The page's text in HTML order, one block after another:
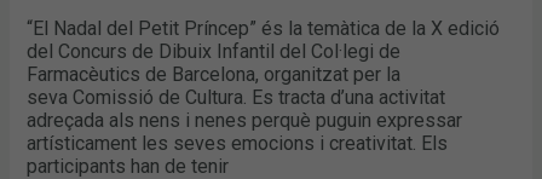
“El Nadal del Petit Príncep” és la temàtica de la X edició
del Concurs de Dibuix Infantil del Col·legi de
Farmacèutics de Barcelona, organitzat per la
seva Comissió de Cultura. Es tracta d’una activitat
adreçada als nens i nenes perquè puguin expressar
artísticament les seves emocions i creativitat. Els
participants han de tenir